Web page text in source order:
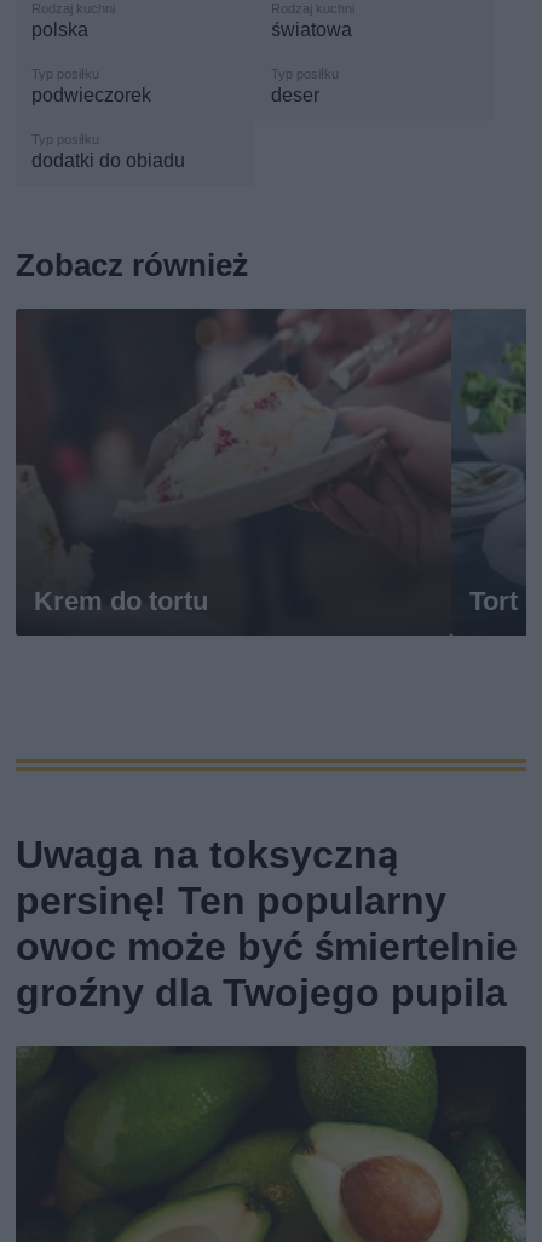
polska światowa
podwieczorek deser
dodatki do obiadu
Zobacz również
Krem do tortu Tort
Uwaga na toksyczną
persinę! Ten popularny
owoc może być śmiertelnie
groźny dla Twojego pupila